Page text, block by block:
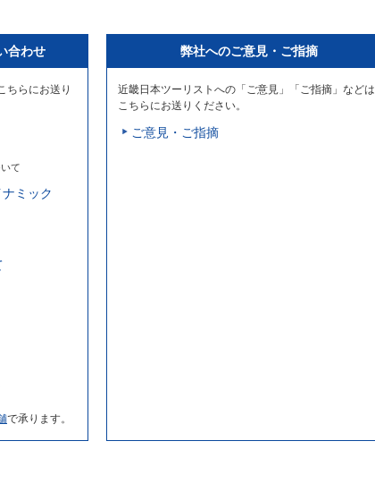
合わせ
ちらにお送り
て
ミック
で承ります。
弊社へのご意見・ご指摘
近畿日本ツーリストへの「ご意見」「ご指摘」などは
こちらにお送りください。
ご意見・ご指摘